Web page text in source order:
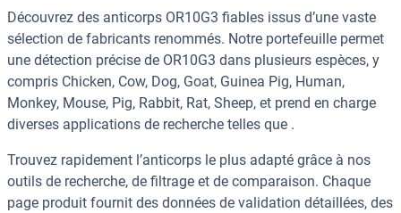
Découvrez des anticorps OR10G3 fiables issus d’une vaste
sélection de fabricants renommés. Notre portefeuille permet
une détection précise de OR10G3 dans plusieurs espèces, y
compris Chicken, Cow, Dog, Goat, Guinea Pig, Human,
Monkey, Mouse, Pig, Rabbit, Rat, Sheep, et prend en charge
diverses applications de recherche telles que .
Trouvez rapidement l’anticorps le plus adapté grâce à nos
outils de recherche, de filtrage et de comparaison. Chaque
page produit fournit des données de validation détaillées, des